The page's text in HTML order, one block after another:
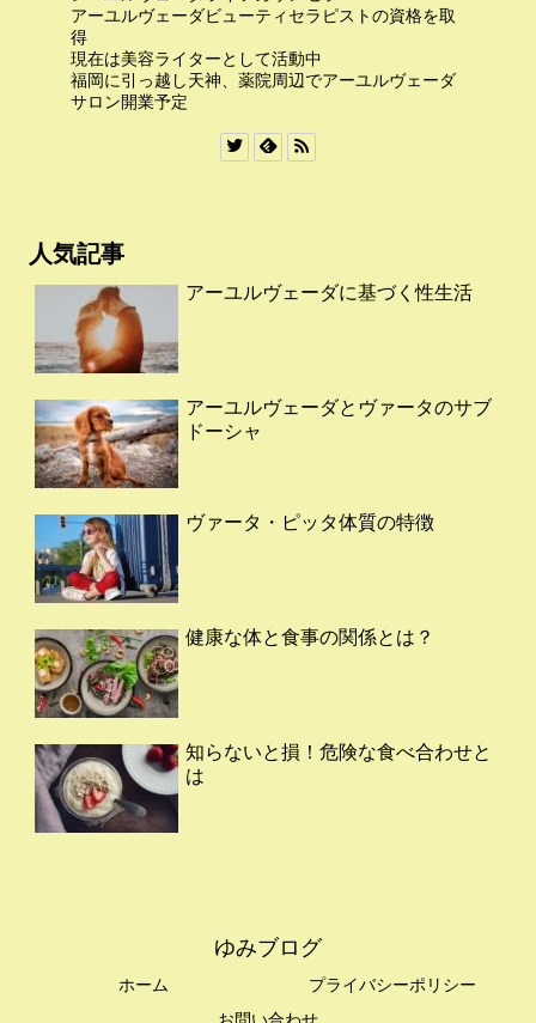
アーユルヴェーダビューティセラピストの資格を取
得
現在は美容ライターとして活動中
福岡に引っ越し天神、薬院周辺でアーユルヴェーダ
サロン開業予定
人気記事
アーユルヴェーダに基づく性生活
アーユルヴェーダとヴァータのサブ
ドーシャ
ヴァータ・ピッタ体質の特徴
健康な体と食事の関係とは？
知らないと損！危険な食べ合わせと
は
ゆみブログ
ホーム
プライバシーポリシー
お問い合わせ